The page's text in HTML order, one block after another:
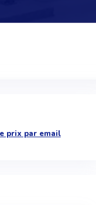
prix par email